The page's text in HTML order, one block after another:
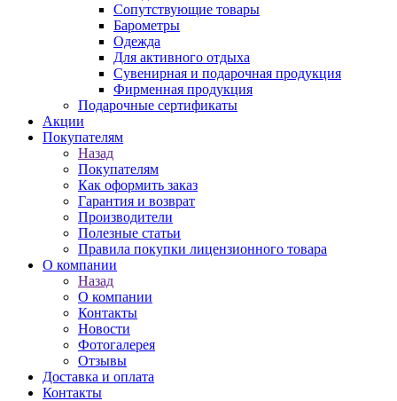
Сопутствующие товары
Барометры
Одежда
Для активного отдыха
Сувенирная и подарочная продукция
Фирменная продукция
Подарочные сертификаты
Акции
Покупателям
Назад
Покупателям
Как оформить заказ
Гарантия и возврат
Производители
Полезные статьи
Правила покупки лицензионного товара
О компании
Назад
О компании
Контакты
Новости
Фотогалерея
Отзывы
Доставка и оплата
Контакты